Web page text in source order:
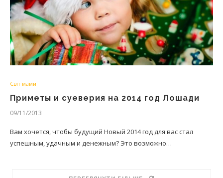
Світ мами
Приметы и суеверия на 2014 год Лошади
09/11/2013
Вам хочется, чтобы будущий Новый 2014 год для вас стал
успешным, удачным и денежным? Это возможно…